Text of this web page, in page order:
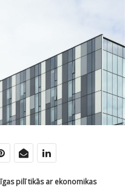
pilī tikās ar ekonomikas